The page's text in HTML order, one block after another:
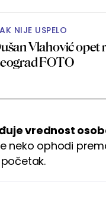
NIJE USPELO
Vlahović opet
FOTO
vrednost
neko ophodi